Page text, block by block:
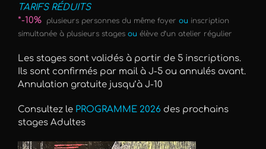
TARIFS RÉDUITS
*-10%
plusieurs personnes du même foyer ou inscription
simultanée à plusieurs stages ou élève d’un atelier régulier
Les stages sont validés à partir de 5 inscriptions.
Ils sont confirmés par mail à J-5 ou annulés avant.
Annulation gratuite jusqu’à J-10
Consultez le PROGRAMME 2026 des prochains
stages Adultes